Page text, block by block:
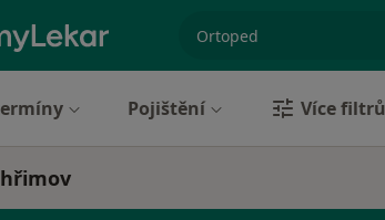
Pojištění Více filtrů